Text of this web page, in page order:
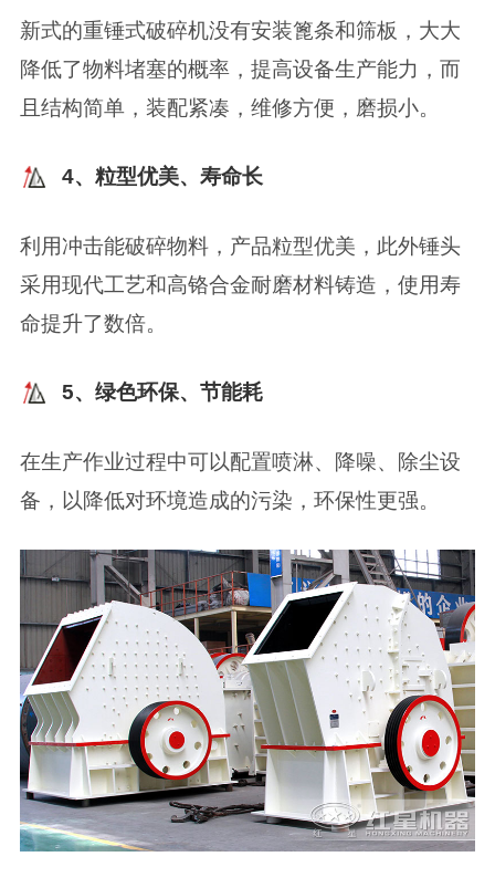
新式的重锤式破碎机没有安装篦条和筛板，大大
降低了物料堵塞的概率，提高设备生产能力，而
且结构简单，装配紧凑，维修方便，磨损小。
4、粒型优美、寿命长
利用冲击能破碎物料，产品粒型优美，此外锤头
采用现代工艺和高铬合金耐磨材料铸造，使用寿
命提升了数倍。
5、绿色环保、节能耗
在生产作业过程中可以配置喷淋、降噪、除尘设
备，以降低对环境造成的污染，环保性更强。